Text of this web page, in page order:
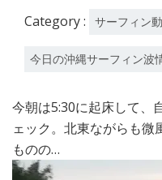
Category : サーフィン
今日の沖縄サーフィン
今朝は5:30に起床して、
ェック。北東ながらも微
ものの…